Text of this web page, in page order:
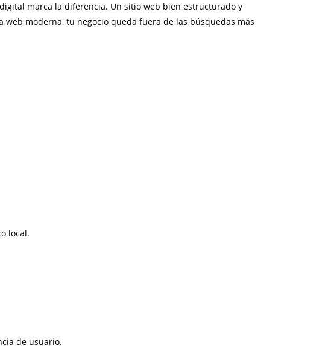
marca la diferencia. Un sitio web bien estructurado y
moderna, tu negocio queda fuera de las búsquedas más
local.
de usuario.